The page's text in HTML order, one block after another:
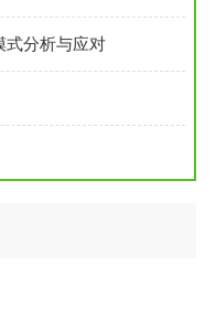
式分析与应对